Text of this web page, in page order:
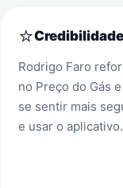
⭐Credibilidade
Rodrigo Faro
no Preço do Gás
se sentir mais
e usar o aplicativo.